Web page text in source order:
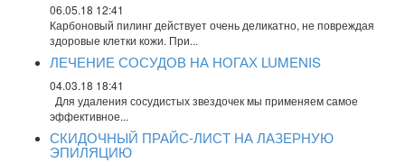
06.05.18 12:41
Карбоновый пилинг действует очень деликатно, не повреждая
здоровые клетки кожи. При...
ЛЕЧЕНИЕ СОСУДОВ НА НОГАХ LUMENIS
04.03.18 18:41
Для удаления сосудистых звездочек мы применяем самое
эффективное...
СКИДОЧНЫЙ ПРАЙС-ЛИСТ НА ЛАЗЕРНУЮ
ЭПИЛЯЦИЮ